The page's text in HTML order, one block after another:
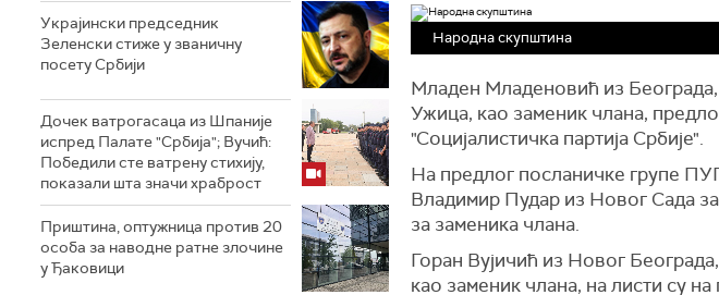
Украјински председник
Зеленски стиже у званичну
посету Србији
Дочек ватрогасаца из Шпаније
испред Палате "Србија"; Вучић:
Победили сте ватрену стихију,
показали шта значи храброст
Приштина, оптужница против 20
особа за наводне ратне злочине
у Ђаковици
Народна скупштина
Младен Младеновић из
Ужица, као заменик члана,
"Социјалистичка партија Србије".
На предлог посланичке групе
Владимир Пудар из Новог Сада
за заменика члана.
Горан Вујичић из Новог
као заменик члана, на листи су